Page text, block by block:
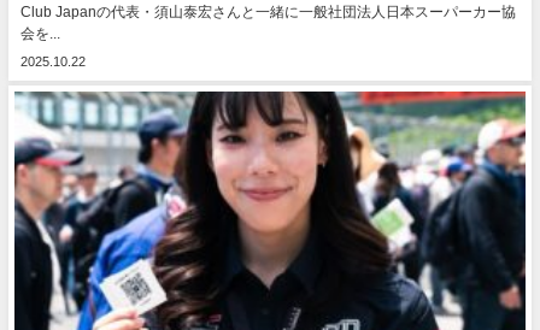
Club Japanの代表・須山泰宏さんと一緒に一般社団法人日本スーパーカー協
会を...
2025.10.22